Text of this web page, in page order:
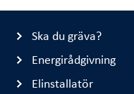
Ska du gräva?
Energirådgivning
Elinstallatör